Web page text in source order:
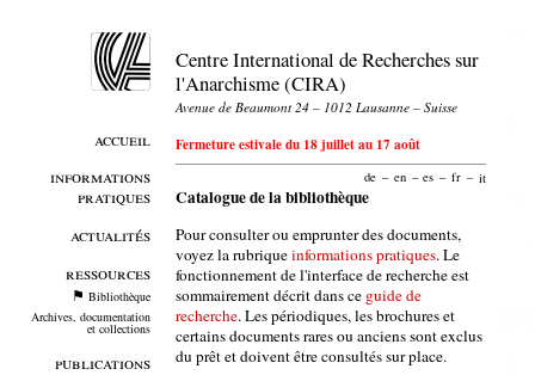
accueil
informations
pratiques
actualités
ressources
Bibliothèque
Archives, documentation
et collections
publications
Centre International de Recherches sur
l'Anarchisme (CIRA)
Avenue de Beaumont 24 – 1012 Lausanne – Suisse
Fermeture estivale du 18 juillet au 17 août
de – en – es – fr – it
Catalogue de la bibliothèque
Pour consulter ou emprunter des documents,
voyez la rubriqueinformations pratiques. Le
fonctionnement de l'interface de recherche est
sommairement décrit dans ce guide de
recherche. Les périodiques, les brochures et
certains documents rares ou anciens sont exclus
du prêt et doivent être consultés sur place.